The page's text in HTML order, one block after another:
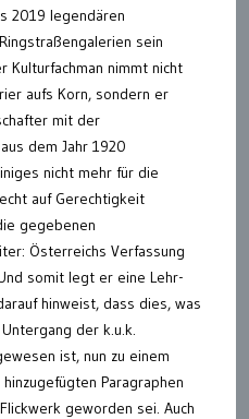
2019 legendären
sein
Kulturfachman nimmt nicht
aufs Korn, sondern er
mit der
dem Jahr 1920
nicht mehr für die
auf Gerechtigkeit
gegebenen
Österreichs Verfassung
somit legt er eine Lehr-
hinweist, dass dies, was
der k.u.k.
ist, nun zu einem
Paragraphen
geworden sei. Auch